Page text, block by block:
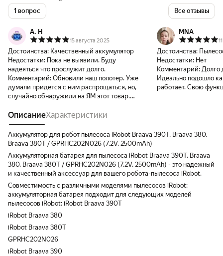
1 вопрос Все отзывы
А. Н
15 августа 2025
Достоинства: Качественный аккумулятор
Недостатки: Пока не выявили. Буду
надеяться что прослужит долго.
Комментарий: Обновили наш полотер. Уже
думали придется с ним распрощаться, но,
случайно обнаружили на ЯМ этот товар.
производителю и продавцу!
MNA
Достоинства:
Недостатки: Нет
Комментарий: Долго
Идеально подошло
работает. Свою
ОписаниеХарактеристики
Аккумулятор для робот пылесоса iRobot Braava 390T, Braava 380,
Braava 380T / GPRHC202N026 (7.2V, 2500mAh)
Аккумуляторная батарея для пылесоса iRobot Braava 390T, Braava
380, Braava 380T / GPRHC202N026 (7.2V, 2500mAh) - это надежный
и качественный аксессуар для вашего робота-пылесоса iRobot.
Совместимость с различными моделями пылесосов iRobot:
аккумуляторная батарея подходит для следующих моделей
пылесосов iRobot: iRobot Braava 390T
iRobot Braava 380
iRobot Braava 380T
GPRHC202N026
iRobot Braava 390